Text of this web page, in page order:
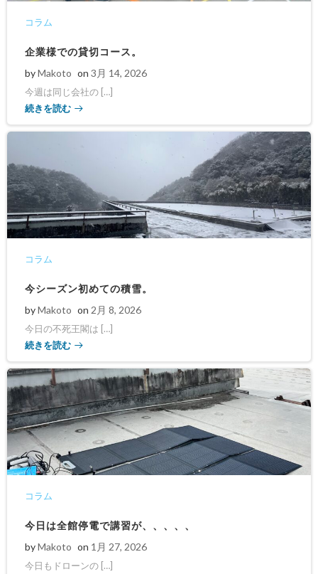
コラム
企業様での貸切コース。
byMakoto on 3月 14, 2026
今週は同じ会社の […]
続きを読む
コラム
今シーズン初めての積雪。
byMakoto on 2月 8, 2026
今日の不死王閣は […]
続きを読む
コラム
今日は全館停電で講習が、、、、、
byMakoto on 1月 27, 2026
今日もドローンの […]